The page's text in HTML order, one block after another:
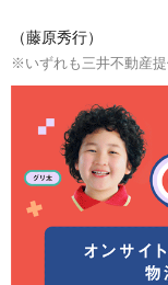
（藤原秀行）
※いずれも三井不動産